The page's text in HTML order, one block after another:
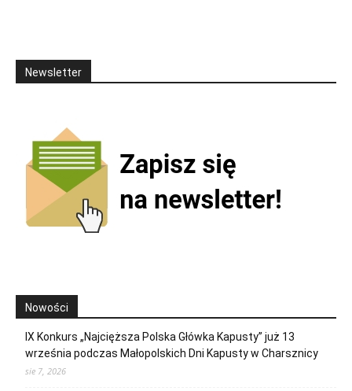
Newsletter
Nowości
IX Konkurs „Najcięższa Polska Główka Kapusty” już 13
września podczas Małopolskich Dni Kapusty w Charsznicy
sie 7, 2026